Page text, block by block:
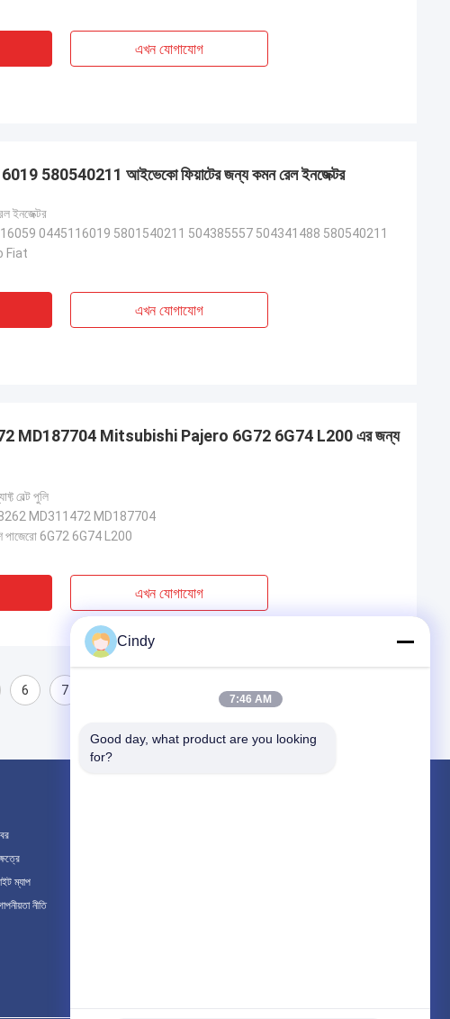
এখন যোগাযোগ
580540211 আইভেকো ফিয়াটের জন্য কমন রেল ইনজেক্টর
ইনজেক্টর
0445116019 5801540211 504385557 504341488 580540211
Fiat
এখন যোগাযোগ
MD187704 Mitsubishi Pajero 6G72 6G74 L200 এর জন্য
বেল্ট পুলি
MD311472 MD187704
পাজেরো 6G72 6G74 L200
এখন যোগাযোগ
6 7
ম্যাপ
নীতি
Cindy
7:46 AM
Good day, what product are you looking
for?